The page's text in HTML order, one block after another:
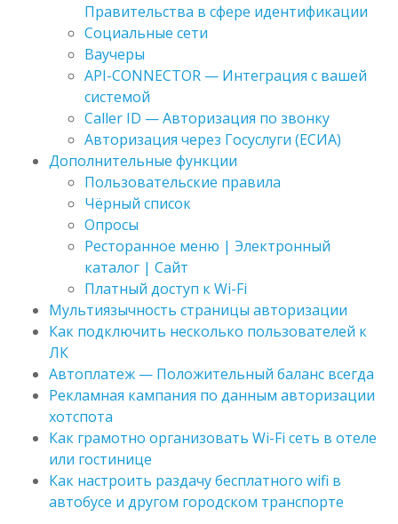
Правительства в сфере идентификации
Социальные сети
Ваучеры
API-CONNECTOR — Интеграция с вашей
системой
Caller ID — Авторизация по звонку
Авторизация через Госуслуги (ЕСИА)
Дополнительные функции
Пользовательские правила
Чёрный список
Опросы
Ресторанное меню | Электронный
каталог | Сайт
Платный доступ к Wi-Fi
Мультиязычность страницы авторизации
Как подключить несколько пользователей к
ЛК
Автоплатеж — Положительный баланс всегда
Рекламная кампания по данным авторизации
хотспота
Как грамотно организовать Wi-Fi сеть в отеле
или гостинице
Как настроить раздачу бесплатного wifi в
автобусе и другом городском транспорте